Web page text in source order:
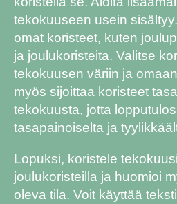
tekokuuseen usein
omat koristeet, kuten
ja joulukoristeita. Valitse
tekokuusen väriin ja
myös sijoittaa koristeet
tekokuusta, jotta
tasapainoiselta ja
Lopuksi, koristele
joulukoristeilla ja huomioi
oleva tila. Voit käyttää